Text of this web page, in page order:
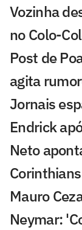
Vozinha
no Colo-
Post de
agita
Jornais
Endrick
Neto
Mauro
Neymar: